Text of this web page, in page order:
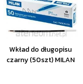
Wkład do długopisu
czarny (50szt) MILAN